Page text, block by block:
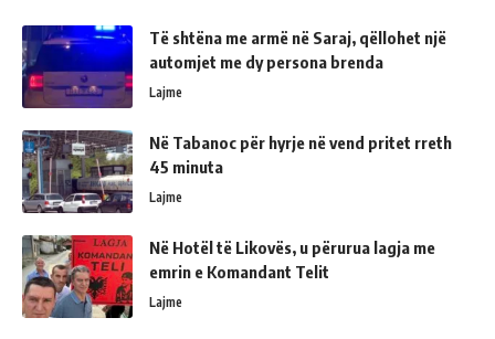
Të shtëna me armë në Saraj, qëllohet një
automjet me dy persona brenda
Lajme
Në Tabanoc për hyrje në vend pritet rreth
45 minuta
Lajme
Në Hotël të Likovës, u përurua lagja me
emrin e Komandant Telit
Lajme